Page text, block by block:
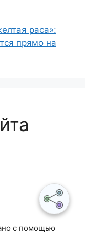
раса»:
прямо на
с помощью